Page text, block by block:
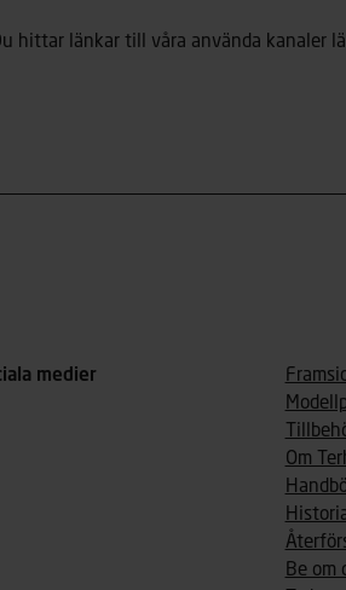
hittar länkar till våra använda kanaler
medier
Om
Be om